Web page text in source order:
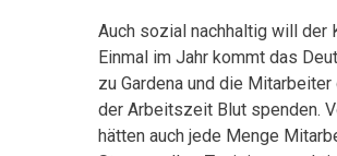
Auch sozial nachhaltig will der
Einmal im Jahr kommt das
zu Gardena und die
der Arbeitszeit Blut spenden.
hätten auch jede Menge